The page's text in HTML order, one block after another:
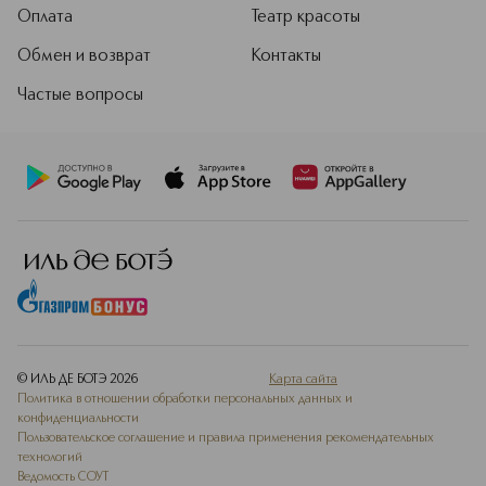
Оплата
Обмен и возврат
Частые вопросы
Театр красоты
Контакты
© ИЛЬ ДЕ БОТЭ 2026
Карта сайта
Политика в отношении обработки персональных данных и
конфиденциальности
Пользовательское соглашение и правила применения рекомендательных
технологий
Ведомость СОУТ